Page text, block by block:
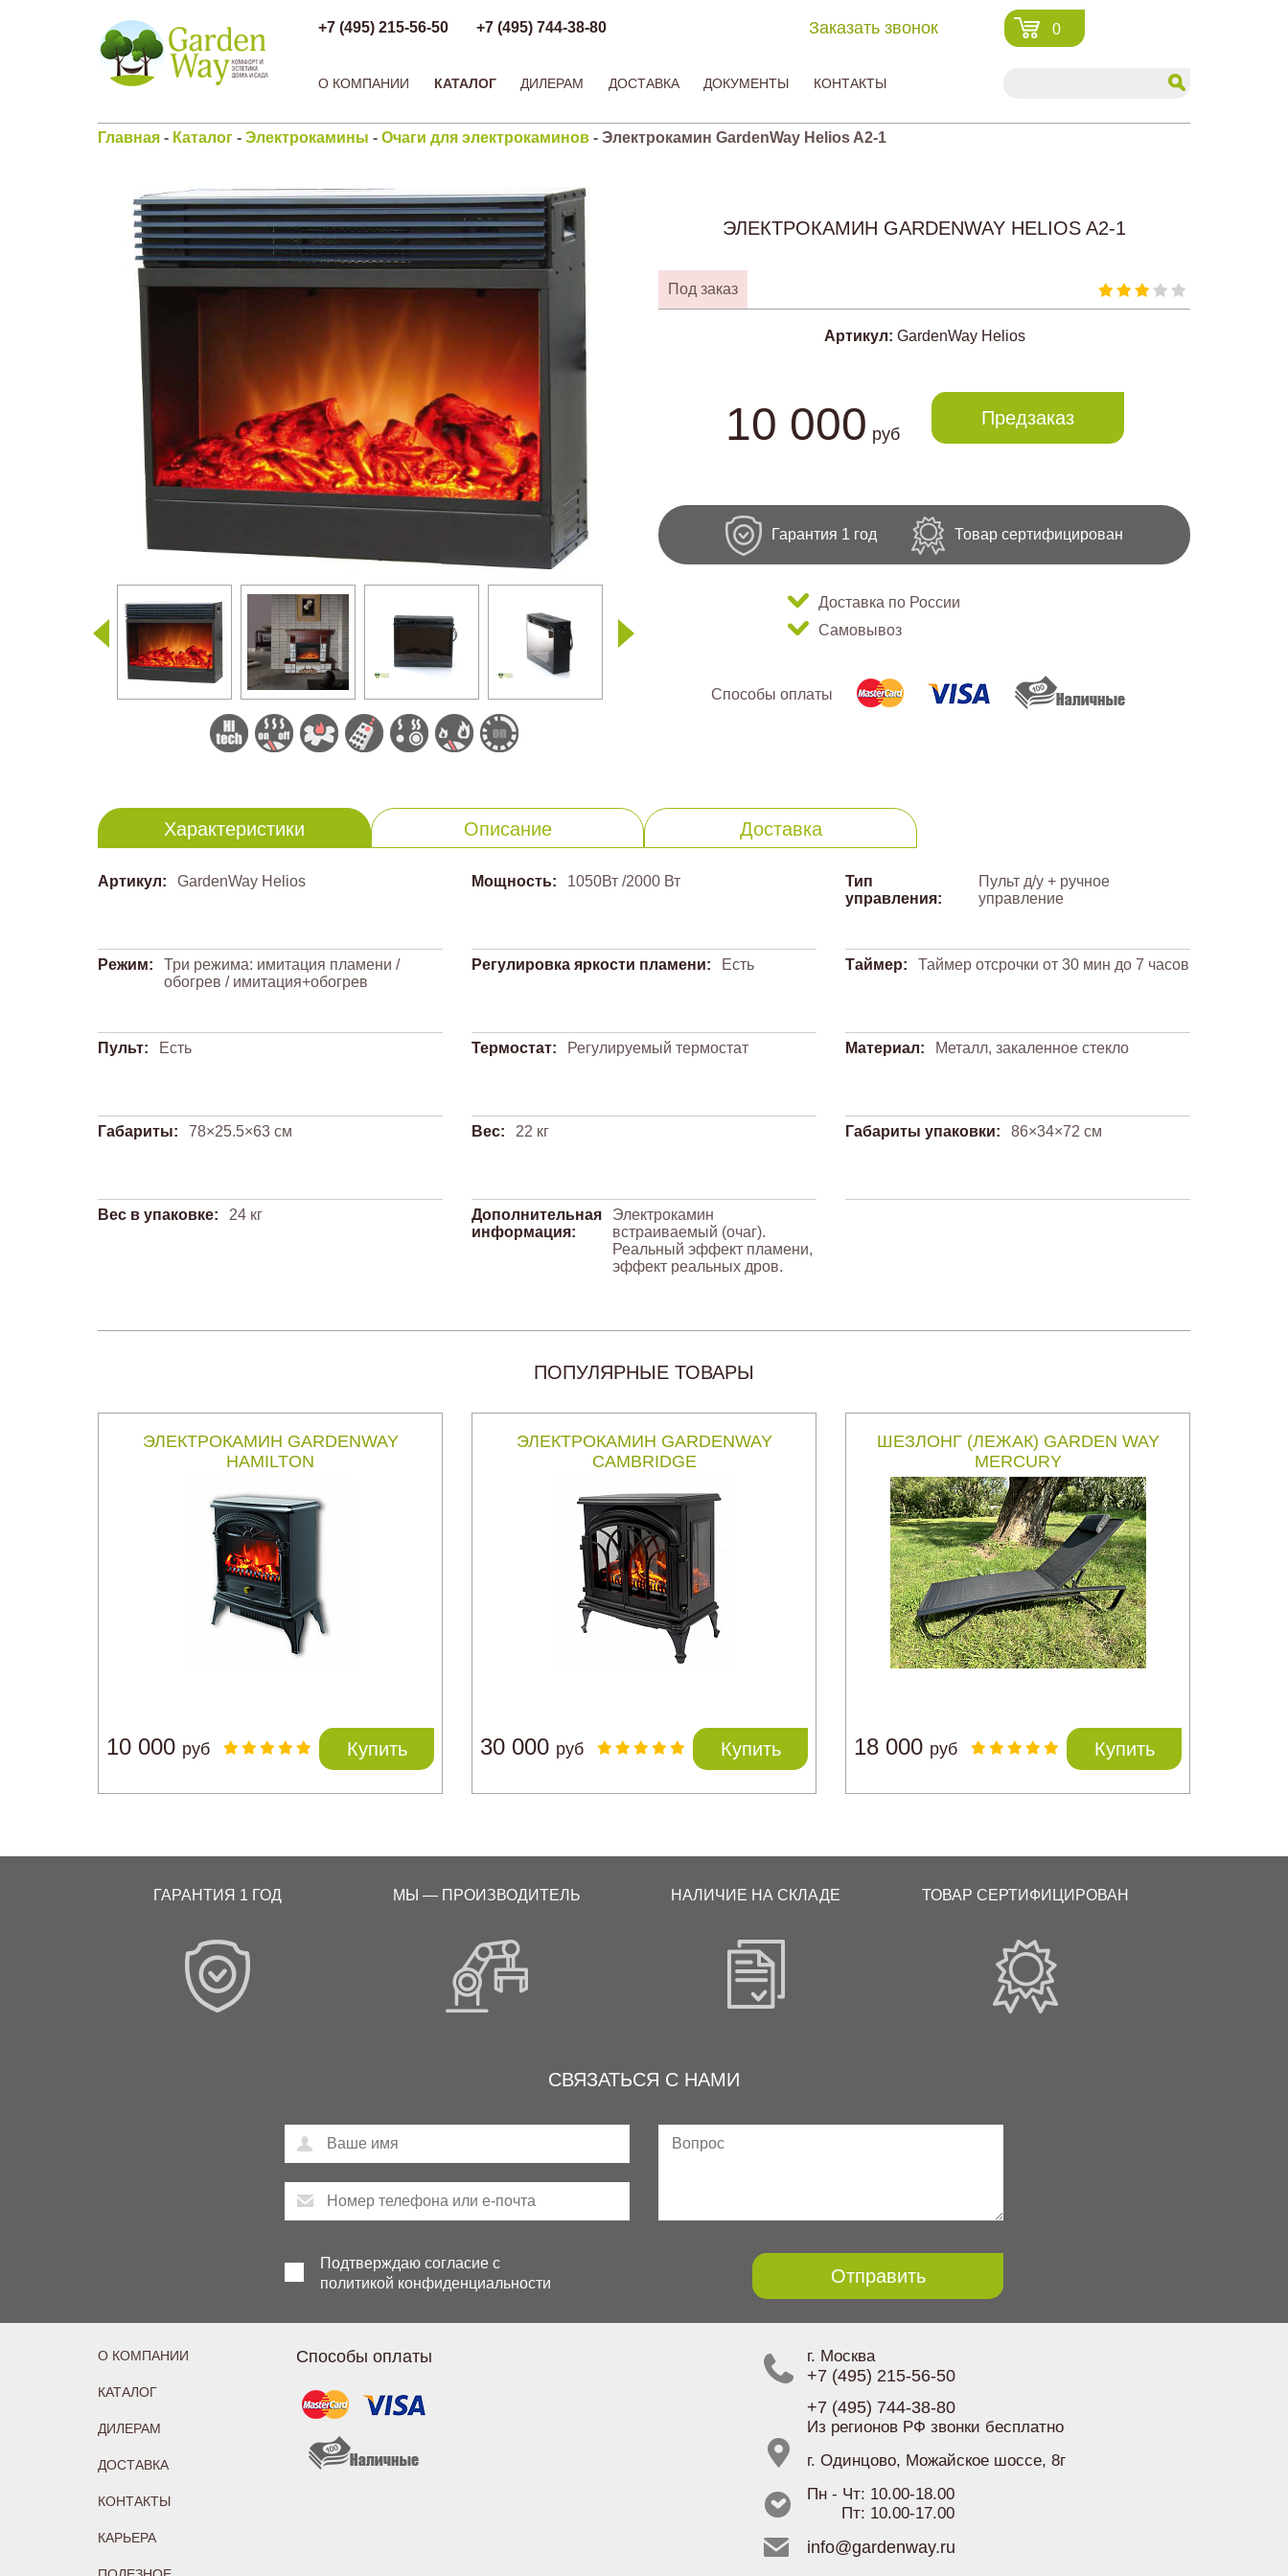
+7 (495) 215-56-50 +7 (495) 744-38-80 Заказать звонок 0
О КОМПАНИИ КАТАЛОГ ДИЛЕРАМ ДОСТАВКА ДОКУМЕНТЫ КОНТАКТЫ
Главная - Каталог - Электрокамины - Очаги для электрокаминов - Электрокамин GardenWay Helios A2-1
ЭЛЕКТРОКАМИН GARDENWAY HELIOS A2-1
Под заказ
Артикул: GardenWay Helios
10 000руб
Предзаказ
Гарантия 1 год Товар сертифицирован
Доставка по России
Самовывоз
Способы оплаты
Характеристики Описание Доставка
Артикул: GardenWay Helios Мощность: 1050Вт /2000 Вт
Тип
управления:
Пульт д/у + ручное
управление
Режим:
Три режима: имитация пламени /
обогрев / имитация+обогрев
Регулировка яркости пламени: Есть Таймер: Таймер отсрочки от 30 мин до 7 часов
Пульт: Есть Термостат: Регулируемый термостат Материал: Металл, закаленное стекло
Габариты: 78×25.5×63 см Вес: 22 кг Габариты упаковки: 86×34×72 см
Вес в упаковке: 24 кг
Дополнительная
информация:
Электрокамин
встраиваемый (очаг).
Реальный эффект пламени,
эффект реальных дров.
ПОПУЛЯРНЫЕ ТОВАРЫ
ЭЛЕКТРОКАМИН GARDENWAY
HAMILTON
10 000 руб Купить
ЭЛЕКТРОКАМИН GARDENWAY
CAMBRIDGE
30 000 руб Купить
ШЕЗЛОНГ (ЛЕЖАК) GARDEN WAY
MERCURY
18 000 руб Купить
ГАРАНТИЯ 1 ГОД МЫ — ПРОИЗВОДИТЕЛЬ НАЛИЧИЕ НА СКЛАДЕ ТОВАР СЕРТИФИЦИРОВАН
СВЯЗАТЬСЯ С НАМИ
Подтверждаю согласие с
политикой конфиденциальности
Отправить
О КОМПАНИИ
КАТАЛОГ
ДИЛЕРАМ
ДОСТАВКА
КОНТАКТЫ
КАРЬЕРА
Способы оплаты г. Москва
+7 (495) 215-56-50
+7 (495) 744-38-80
Из регионов РФ звонки бесплатно
г. Одинцово, Можайское шоссе, 8г
Пн - Чт: 10.00-18.00
Пт: 10.00-17.00
info@gardenway.ru